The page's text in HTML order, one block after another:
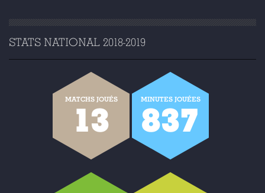
STATS NATIONAL 2018-2019
MATCHS JOUÉS
13
MINUTES JOUÉES
837